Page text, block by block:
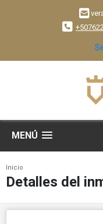
MENÚ
Inicio
Detalles del